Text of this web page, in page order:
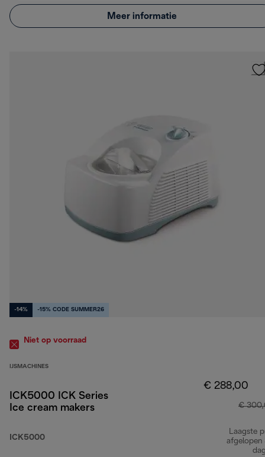
Meer informatie
-14% -15% CODE SUMMER26
Niet op voorraad
IJSMACHINES
ICK5000 ICK Series
Ice cream makers
ICK5000
€ 288,00
€
Laagste
afgelopen